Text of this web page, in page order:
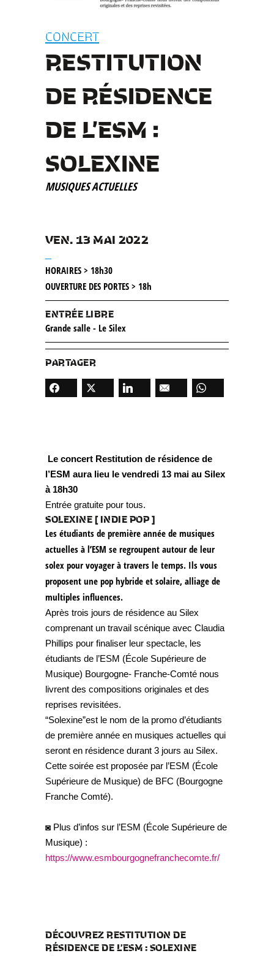
CONCERT
RESTITUTION
DE RÉSIDENCE
DE L’ESM :
SOLEXINE
MUSIQUES ACTUELLES
VEN. 13 MAI 2022
HORAIRES > 18h30
OUVERTURE DES PORTES > 18h
ENTRÉE LIBRE
Grande salle - Le Silex
PARTAGER
Le concert Restitution de résidence de
l’ESM aura lieu le vendredi 13 mai au Silex
à 18h30
Entrée gratuite pour tous.
SOLEXINE[ INDIE POP ]
Les étudiants de première année de musiques
actuelles à l’ESM se regroupent autour de leur
solex pour voyager à travers le temps. Ils vous
proposent une pop hybride et solaire, alliage de
multiples influences.
Après trois jours de résidence au Silex
comprenant un travail scénique avec Claudia
Phillips pour finaliser leur spectacle, les
étudiants de l’ESM (École Supérieure de
Musique) Bourgogne- Franche-Comté nous
livrent des compositions originales et des
reprises revisitées.
“Solexine”est le nom de la promo d’étudiants
de première année en musiques actuelles qui
seront en résidence durant 3 jours au Silex.
Cette soirée est proposée par l’ESM (École
Supérieure de Musique) de BFC (Bourgogne
Franche Comté).
◙ Plus d’infos sur l’ESM (École Supérieure de
Musique) :
https://www.esmbourgognefranchecomte.fr/
DÉCOUVREZ RESTITUTION DE
RÉSIDENCE DE L’ESM : SOLEXINE